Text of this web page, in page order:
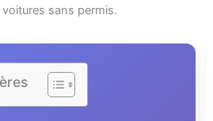
sans permis.